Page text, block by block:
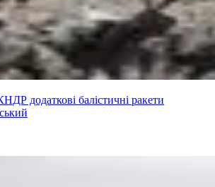
додаткові балістичні ракети